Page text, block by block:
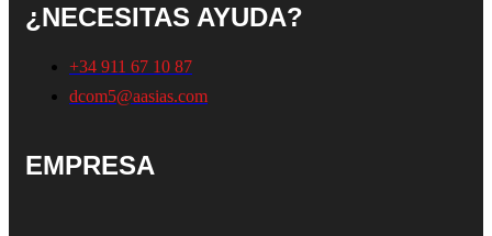
¿NECESITAS AYUDA?
+34 911 67 10 87
dcom5@aasias.com
EMPRESA